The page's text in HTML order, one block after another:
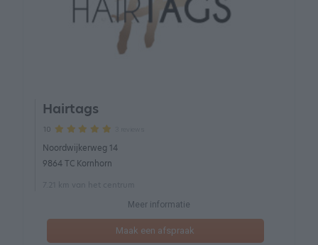
Hairtags
10
Noordwijkerweg 14
9864 TC Kornhorn
Meer informatie
Maak een afspraak